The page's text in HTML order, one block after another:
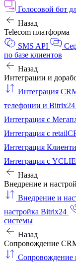
Голосовой бот
Назад
Telecom платформа
SMS API
по базе клиентов
Назад
Интеграции и
Интеграция
телефонии и Bitrix24
Интеграция с
Интеграция с
Интеграция
Интеграция с
Назад
Внедрение и
Внедрение и
настройка Bitrix24
системы
Назад
Сопровождение
Сопровождение